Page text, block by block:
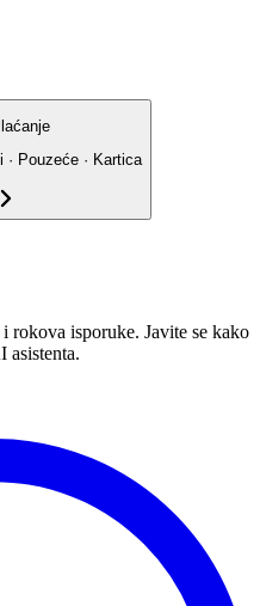
· Pouzeće · Kartica
rokova isporuke. Javite se kako